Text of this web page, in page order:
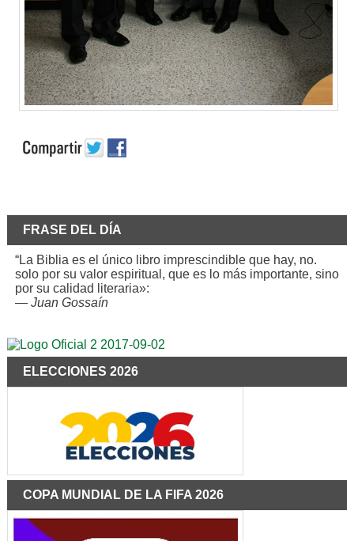
FRASE DEL DÍA
“La Biblia es el único libro imprescindible que hay, no.
solo por su valor espiritual, que es lo más importante, sino
por su calidad literaria»:
— Juan Gossaín
ELECCIONES 2026
COPA MUNDIAL DE LA FIFA 2026